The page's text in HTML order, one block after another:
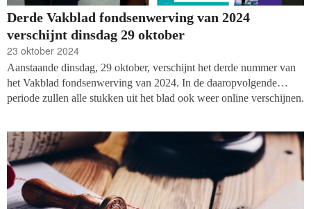
Derde Vakblad fondsenwerving van 2024
verschijnt dinsdag 29 oktober
23 oktober 2024
Aanstaande dinsdag, 29 oktober, verschijnt het derde nummer van
het Vakblad fondsenwerving van 2024. In de daaropvolgende
periode zullen alle stukken uit het blad ook weer online verschijnen.
Bijl, en een uitgebreide terugblik op de Vakdag 2024.